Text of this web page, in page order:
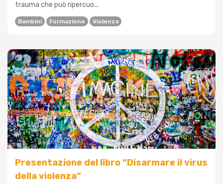
trauma che può ripercuo...
Bambini Formazione Violenza
Presentazione del libro “Disarmare il virus
della violenza”